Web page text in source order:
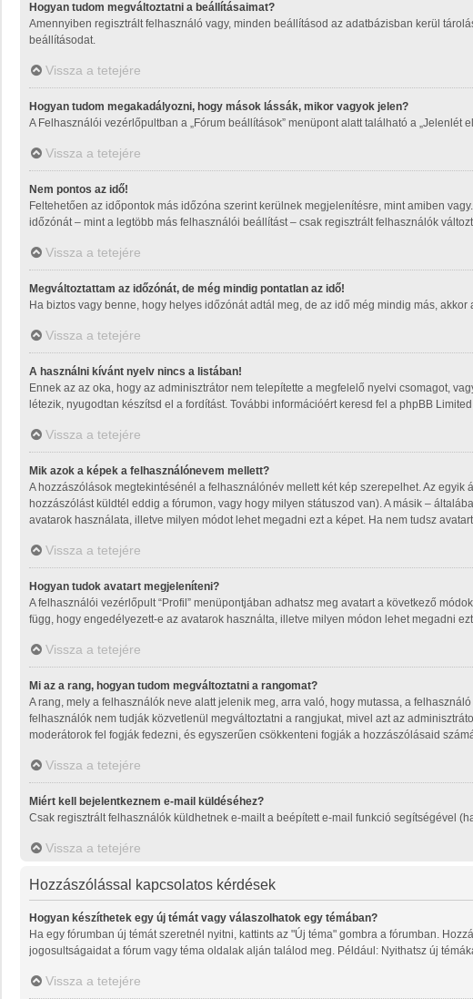
Hogyan tudom megváltoztatni a beállításaimat?
Amennyiben regisztrált felhasználó vagy, minden beállításod az adatbázisban kerül
beállításodat.
Vissza a tetejére
Hogyan tudom megakadályozni, hogy mások lássák, mikor vagyok jelen?
A Felhasználói vezérlőpultban a „Fórum beállítások” menüpont alatt található a „Jelenlét
Vissza a tetejére
Nem pontos az idő!
Feltehetően az időpontok más időzóna szerint kerülnek megjelenítésre, mint amiben
időzónát – mint a legtöbb más felhasználói beállítást – csak regisztrált felhasználók
Vissza a tetejére
Megváltoztattam az időzónát, de még mindig pontatlan az idő!
Ha biztos vagy benne, hogy helyes időzónát adtál meg, de az idő még mindig más,
Vissza a tetejére
A használni kívánt nyelv nincs a listában!
Ennek az az oka, hogy az adminisztrátor nem telepítette a megfelelő nyelvi csomagot,
létezik, nyugodtan készítsd el a fordítást. További információért keresd fel a phpBB
Vissza a tetejére
Mik azok a képek a felhasználónevem mellett?
A hozzászólások megtekintésénél a felhasználónév mellett két kép szerepelhet. Az
hozzászólást küldtél eddig a fórumon, vagy hogy milyen státuszod van). A másik –
avatarok használata, illetve milyen módot lehet megadni ezt a képet. Ha nem tudsz
Vissza a tetejére
Hogyan tudok avatart megjeleníteni?
A felhasználói vezérlőpult “Profil” menüpontjában adhatsz meg avatart a következő
függ, hogy engedélyezett-e az avatarok használta, illetve milyen módon lehet megadni
Vissza a tetejére
Mi az a rang, hogyan tudom megváltoztatni a rangomat?
A rang, mely a felhasználók neve alatt jelenik meg, arra való, hogy mutassa, a
felhasználók nem tudják közvetlenül megváltoztatni a rangjukat, mivel azt az
moderátorok fel fogják fedezni, és egyszerűen csökkenteni fogják a hozzászólásaid
Vissza a tetejére
Miért kell bejelentkeznem e-mail küldéséhez?
Csak regisztrált felhasználók küldhetnek e-mailt a beépített e-mail funkció segítségével
Vissza a tetejére
Hozzászólással kapcsolatos kérdések
Hogyan készíthetek egy új témát vagy válaszolhatok egy témában?
Ha egy fórumban új témát szeretnél nyitni, kattints az "Új téma" gombra a fórumban.
jogosultságaidat a fórum vagy téma oldalak alján találod meg. Például: Nyithatsz új
Vissza a tetejére